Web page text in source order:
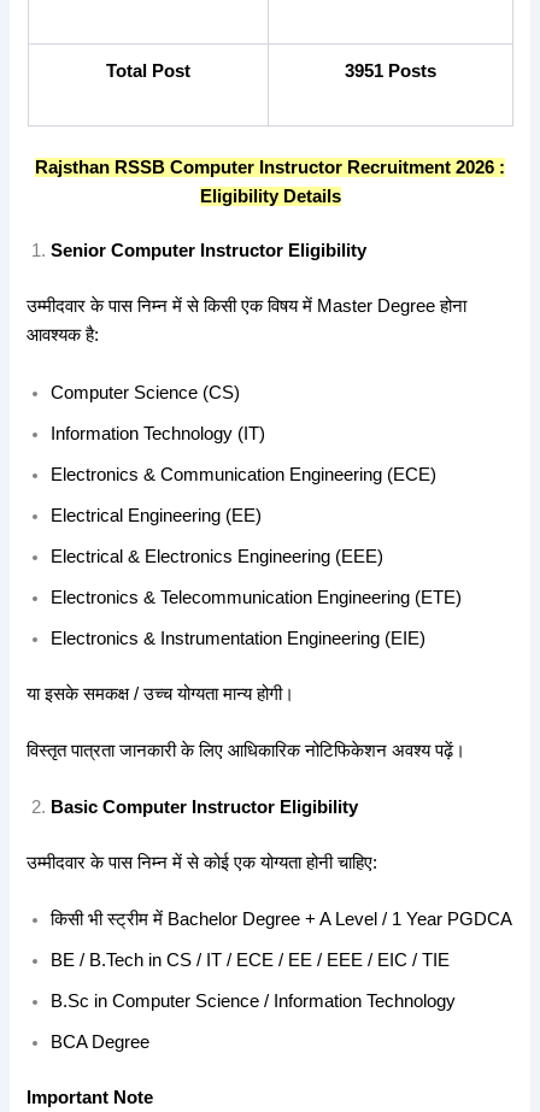
Total Post 3951 Posts
Rajsthan RSSB Computer Instructor Recruitment 2026 :
Eligibility Details
Senior Computer Instructor Eligibility
उम्मीदवार के पास निम्न में से किसी एक विषय में Master Degree होना
आवश्यक है:
Computer Science (CS)
Information Technology (IT)
Electronics & Communication Engineering (ECE)
Electrical Engineering (EE)
Electrical & Electronics Engineering (EEE)
Electronics & Telecommunication Engineering (ETE)
Electronics & Instrumentation Engineering (EIE)
या इसके समकक्ष / उच्च योग्यता मान्य होगी।
विस्तृत पात्रता जानकारी के लिए आधिकारिक नोटिफिकेशन अवश्य पढ़ें।
Basic Computer Instructor Eligibility
उम्मीदवार के पास निम्न में से कोई एक योग्यता होनी चाहिए:
किसी भी स्ट्रीम में Bachelor Degree + A Level / 1 Year PGDCA
BE / B.Tech in CS / IT / ECE / EE / EEE / EIC / TIE
B.Sc in Computer Science / Information Technology
BCA Degree
Important Note